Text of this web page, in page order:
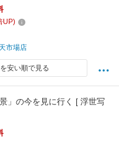
UP)
市場店
安い順で見る
」の今を見に行く [ 浮世写